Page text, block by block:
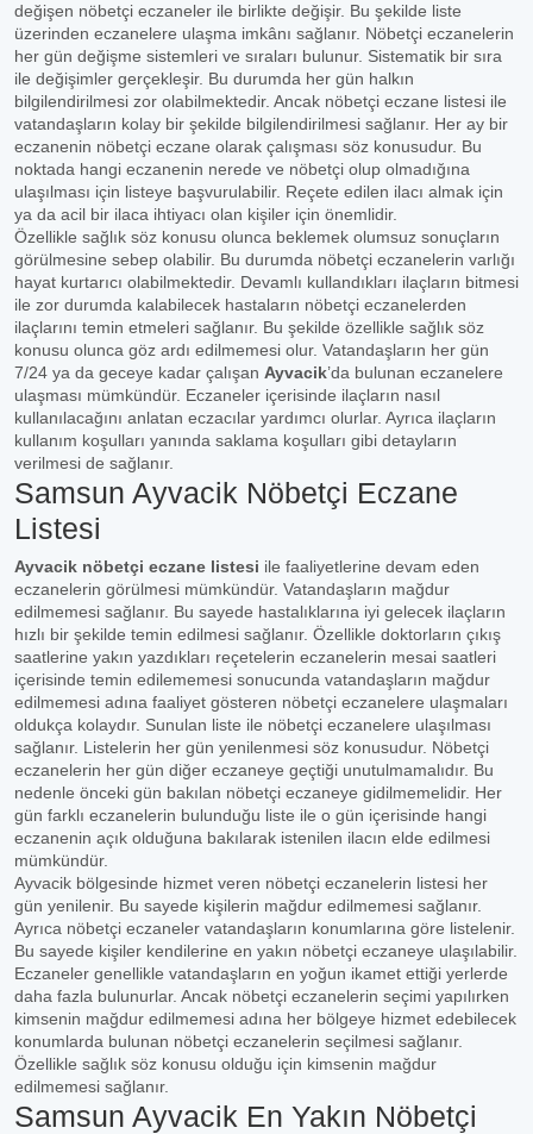
değişen nöbetçi eczaneler ile birlikte değişir. Bu şekilde liste
üzerinden eczanelere ulaşma imkânı sağlanır. Nöbetçi eczanelerin
her gün değişme sistemleri ve sıraları bulunur. Sistematik bir sıra
ile değişimler gerçekleşir. Bu durumda her gün halkın
bilgilendirilmesi zor olabilmektedir. Ancak nöbetçi eczane listesi ile
vatandaşların kolay bir şekilde bilgilendirilmesi sağlanır. Her ay bir
eczanenin nöbetçi eczane olarak çalışması söz konusudur. Bu
noktada hangi eczanenin nerede ve nöbetçi olup olmadığına
ulaşılması için listeye başvurulabilir. Reçete edilen ilacı almak için
ya da acil bir ilaca ihtiyacı olan kişiler için önemlidir.
Özellikle sağlık söz konusu olunca beklemek olumsuz sonuçların
görülmesine sebep olabilir. Bu durumda nöbetçi eczanelerin varlığı
hayat kurtarıcı olabilmektedir. Devamlı kullandıkları ilaçların bitmesi
ile zor durumda kalabilecek hastaların nöbetçi eczanelerden
ilaçlarını temin etmeleri sağlanır. Bu şekilde özellikle sağlık söz
konusu olunca göz ardı edilmemesi olur. Vatandaşların her gün
7/24 ya da geceye kadar çalışan Ayvacik’da bulunan eczanelere
ulaşması mümkündür. Eczaneler içerisinde ilaçların nasıl
kullanılacağını anlatan eczacılar yardımcı olurlar. Ayrıca ilaçların
kullanım koşulları yanında saklama koşulları gibi detayların
verilmesi de sağlanır.
Samsun Ayvacik Nöbetçi Eczane
Listesi
Ayvacik nöbetçi eczane listesi ile faaliyetlerine devam eden
eczanelerin görülmesi mümkündür. Vatandaşların mağdur
edilmemesi sağlanır. Bu sayede hastalıklarına iyi gelecek ilaçların
hızlı bir şekilde temin edilmesi sağlanır. Özellikle doktorların çıkış
saatlerine yakın yazdıkları reçetelerin eczanelerin mesai saatleri
içerisinde temin edilememesi sonucunda vatandaşların mağdur
edilmemesi adına faaliyet gösteren nöbetçi eczanelere ulaşmaları
oldukça kolaydır. Sunulan liste ile nöbetçi eczanelere ulaşılması
sağlanır. Listelerin her gün yenilenmesi söz konusudur. Nöbetçi
eczanelerin her gün diğer eczaneye geçtiği unutulmamalıdır. Bu
nedenle önceki gün bakılan nöbetçi eczaneye gidilmemelidir. Her
gün farklı eczanelerin bulunduğu liste ile o gün içerisinde hangi
eczanenin açık olduğuna bakılarak istenilen ilacın elde edilmesi
mümkündür.
Ayvacik bölgesinde hizmet veren nöbetçi eczanelerin listesi her
gün yenilenir. Bu sayede kişilerin mağdur edilmemesi sağlanır.
Ayrıca nöbetçi eczaneler vatandaşların konumlarına göre listelenir.
Bu sayede kişiler kendilerine en yakın nöbetçi eczaneye ulaşılabilir.
Eczaneler genellikle vatandaşların en yoğun ikamet ettiği yerlerde
daha fazla bulunurlar. Ancak nöbetçi eczanelerin seçimi yapılırken
kimsenin mağdur edilmemesi adına her bölgeye hizmet edebilecek
konumlarda bulunan nöbetçi eczanelerin seçilmesi sağlanır.
Özellikle sağlık söz konusu olduğu için kimsenin mağdur
edilmemesi sağlanır.
Samsun Ayvacik En Yakın Nöbetçi